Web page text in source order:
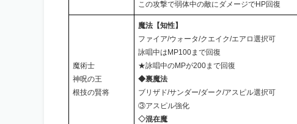
この攻撃で弱体中の敵にダメージでHP回復
魔術士
神呪の王
根技の賢将
魔法【知性】
ファイア/ウォータ/クエイク/エアロ選択可
詠唱中はMP100まで回復
★詠唱中のMPが200まで回復
◆裏魔法
ブリザド/サンダー/ダーク/アスピル選択可
③アスピル強化
◇混在魔